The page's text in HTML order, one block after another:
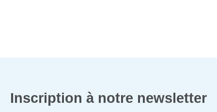
Inscription à notre newsletter